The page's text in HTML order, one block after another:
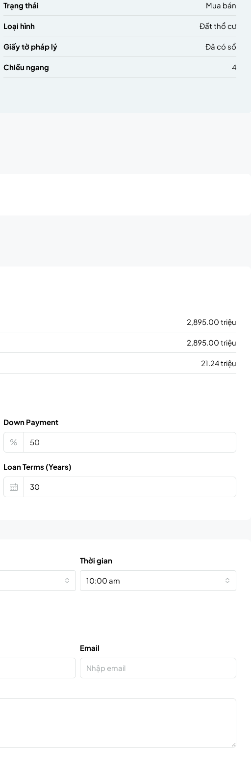
Trạng thái Mua bán
Loại hình Đất thổ cư
Giấy tờ pháp lý Đã có sổ
Chiều ngang 4
2,895.00 triệu
2,895.00 triệu
21.24 triệu
Down Payment
%
Loan Terms (Years)
Thời gian
10:00 am
Email